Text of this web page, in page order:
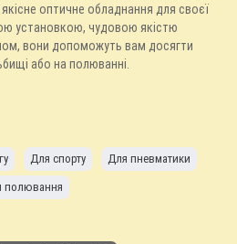
оптичне обладнання для своєї
установкою, чудовою якістю
вони допоможуть вам досягти
або на полюванні.
Для спорту
Для пневматики
полювання